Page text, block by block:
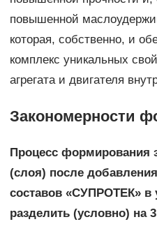
повышенной
которая, собственно, и
комплекс уникальных
агрегата и двигателя
Закономерности
Процесс формирования
(слоя) после
составов «СУПРОТЕК» в
разделить (условно) на